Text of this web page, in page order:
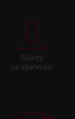
Súbory
na stiahnutie